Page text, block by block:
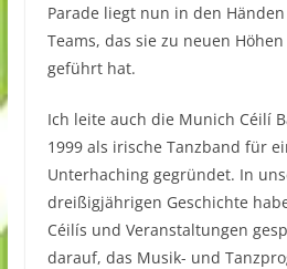
Parade liegt nun in den
Teams, das sie zu neuen
geführt hat.
Ich leite auch die Munich Céilí
1999 als irische Tanzband für
Unterhaching gegründet. In
dreißigjährigen Geschichte
Céilís und Veranstaltungen
darauf, das Musik- und